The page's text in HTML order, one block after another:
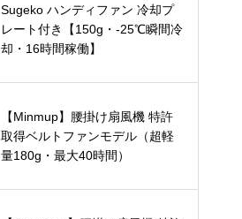
Sugeko ハンディファン 冷却プ
レート付き【150g・-25℃瞬間冷
却・16時間稼働】
【Minmup】腰掛け扇風機 特許
取得ベルトファンモデル（超軽
量180g・最大40時間）